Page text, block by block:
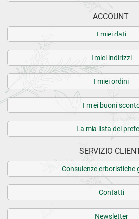
ACCOUNT
I miei dati
I miei indirizzi
I miei ordini
I miei buoni
La mia lista dei
SERVIZIO
Consulenze erboristiche
Contatti
Newsletter